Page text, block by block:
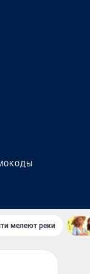
мелеют реки